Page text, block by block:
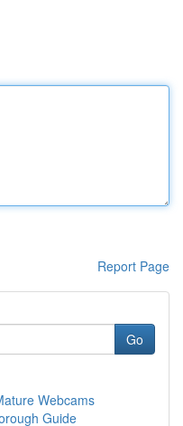
Report Page
Go
Webcams
Guide